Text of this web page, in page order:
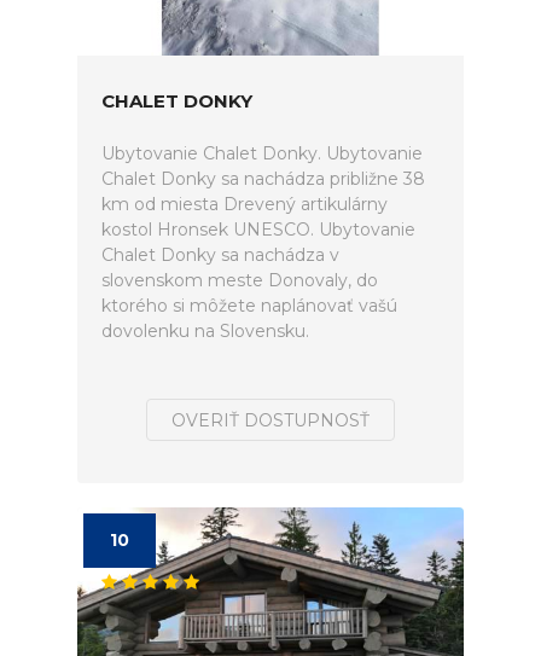
CHALET DONKY
Ubytovanie Chalet Donky. Ubytovanie
Chalet Donky sa nachádza približne 38
km od miesta Drevený artikulárny
kostol Hronsek UNESCO. Ubytovanie
Chalet Donky sa nachádza v
slovenskom meste Donovaly, do
ktorého si môžete naplánovať vašú
dovolenku na Slovensku.
OVERIŤ DOSTUPNOSŤ
10